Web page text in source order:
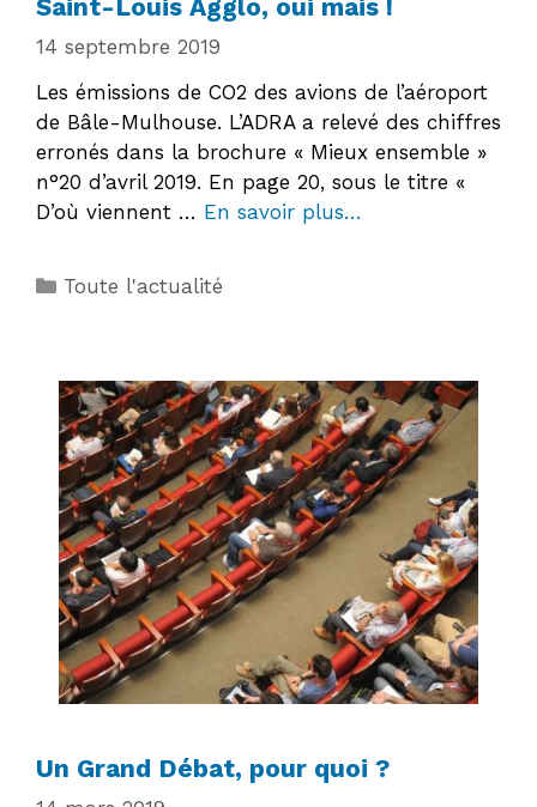
Saint-Louis Agglo, oui mais !
14 septembre 2019
Les émissions de CO2 des avions de l’aéroport
de Bâle-Mulhouse. L’ADRA a relevé des chiffres
erronés dans la brochure « Mieux ensemble »
n°20 d’avril 2019. En page 20, sous le titre «
D’où viennent … En savoir plus…
Catégories
Toute l'actualité
Un Grand Débat, pour quoi ?